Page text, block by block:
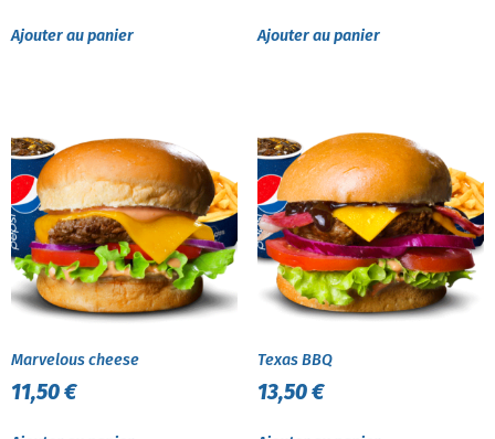
Ajouter au panier Ajouter au panier
Marvelous cheese
11,50€
Texas BBQ
13,50€